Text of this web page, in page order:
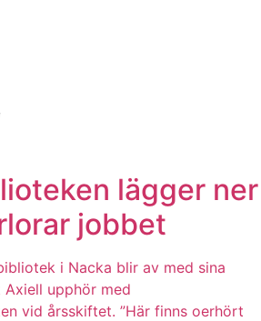
lägger ner
jobbet
i Nacka blir av med sina
upphör med
vid årsskiftet. ”Här finns oerhört